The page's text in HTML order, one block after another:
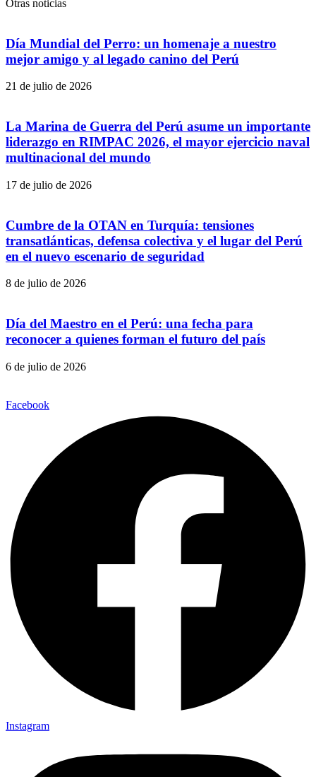
Otras noticias
Día Mundial del Perro: un homenaje a nuestro
mejor amigo y al legado canino del Perú
21 de julio de 2026
La Marina de Guerra del Perú asume un importante
liderazgo en RIMPAC 2026, el mayor ejercicio naval
multinacional del mundo
17 de julio de 2026
Cumbre de la OTAN en Turquía: tensiones
transatlánticas, defensa colectiva y el lugar del Perú
en el nuevo escenario de seguridad
8 de julio de 2026
Día del Maestro en el Perú: una fecha para
reconocer a quienes forman el futuro del país
6 de julio de 2026
Facebook
Instagram